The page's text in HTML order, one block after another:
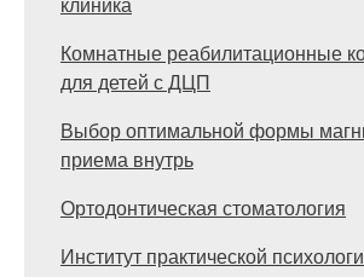
Комнатные реабилитационные
для детей с ДЦП
Выбор оптимальной формы
приема внутрь
Ортодонтическая стоматология
Институт практической